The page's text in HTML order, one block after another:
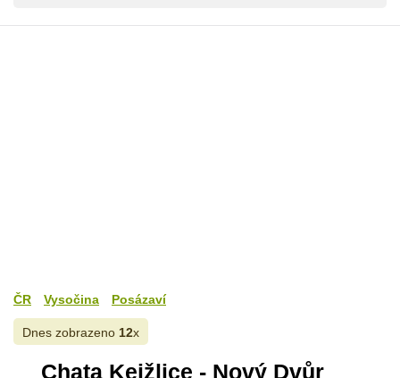
ČR Vysočina Posázaví
Dnes zobrazeno 12x
Chata Kejžlice - Nový Dvůr